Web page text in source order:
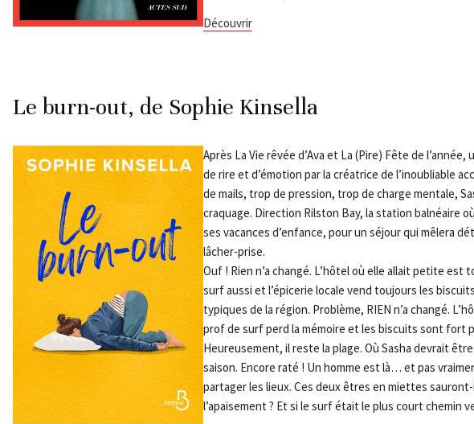
Découvrir
Le burn-out, de Sophie Kinsella
Après La Vie rêvée d’Ava et La (Pire) Fête de l’année,
de rire et d’émotion par la créatrice de l’inoubliable
de mails, trop de pression, trop de charge mentale,
craquage. Direction Rilston Bay, la station balnéaire
ses vacances d’enfance, pour un séjour qui mêlera
lâcher-prise.
Ouf ! Rien n’a changé. L’hôtel où elle allait petite est
surf aussi et l’épicerie locale vend toujours les
typiques de la région. Problème, RIEN n’a changé.
prof de surf perd la mémoire et les biscuits sont fort
Heureusement, il reste la plage. Où Sasha devrait
saison. Encore raté ! Un homme est là… et pas
partager les lieux. Ces deux êtres en miettes
l’apaisement ? Et si le surf était le plus court chemin